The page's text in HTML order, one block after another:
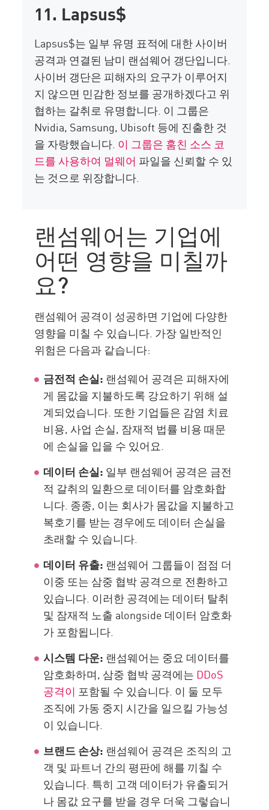
11. Lapsus$
Lapsus$는 일부 유명 표적에 대한 사이버
공격과 연결된 남미 랜섬웨어 갱단입니다.
사이버 갱단은 피해자의 요구가 이루어지
지 않으면 민감한 정보를 공개하겠다고 위
협하는 갈취로 유명합니다. 이 그룹은
Nvidia, Samsung, Ubisoft 등에 진출한 것
을 자랑했습니다. 이 그룹은 훔친 소스 코
드를 사용하여 멀웨어 파일을 신뢰할 수 있
는 것으로 위장합니다.
랜섬웨어는 기업에
어떤 영향을 미칠까
요?
랜섬웨어 공격이 성공하면 기업에 다양한
영향을 미칠 수 있습니다. 가장 일반적인
위험은 다음과 같습니다:
금전적 손실: 랜섬웨어 공격은 피해자에
게 몸값을 지불하도록 강요하기 위해 설
계되었습니다. 또한 기업들은 감염 치료
비용, 사업 손실, 잠재적 법률 비용 때문
에 손실을 입을 수 있어요.
데이터 손실: 일부 랜섬웨어 공격은 금전
적 갈취의 일환으로 데이터를 암호화합
니다. 종종, 이는 회사가 몸값을 지불하고
복호기를 받는 경우에도 데이터 손실을
초래할 수 있습니다.
데이터 유출: 랜섬웨어 그룹들이 점점 더
이중 또는 삼중 협박 공격으로 전환하고
있습니다. 이러한 공격에는 데이터 탈취
및 잠재적 노출 alongside 데이터 암호화
가 포함됩니다.
시스템 다운: 랜섬웨어는 중요 데이터를
암호화하며, 삼중 협박 공격에는 DDoS
공격이 포함될 수 있습니다. 이 둘 모두
조직에 가동 중지 시간을 일으킬 가능성
이 있습니다.
브랜드 손상: 랜섬웨어 공격은 조직의 고
객 및 파트너 간의 평판에 해를 끼칠 수
있습니다. 특히 고객 데이터가 유출되거
나 몸값 요구를 받을 경우 더욱 그렇습니